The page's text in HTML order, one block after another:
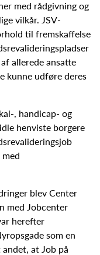
med rådgivning og
vilkår. JSV-
til fremskaffelse
allerede ansatte
kunne udføre deres
, handicap- og
henviste borgere
blev Center
med Jobcenter
herefter
som en
at Job på